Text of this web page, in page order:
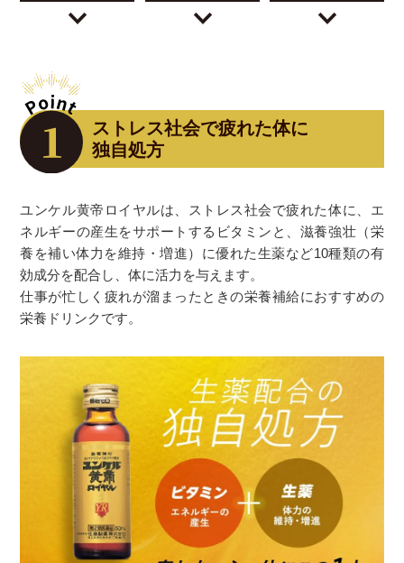
ストレス社会で疲れた体に
独自処方
ユンケル黄帝ロイヤルは、ストレス社会で疲れた体に、エ
ネルギーの産生をサポートするビタミンと、滋養強壮（栄
養を補い体力を維持・増進）に優れた生薬など10種類の有
効成分を配合し、体に活力を与えます。
仕事が忙しく疲れが溜まったときの栄養補給におすすめの
栄養ドリンクです。